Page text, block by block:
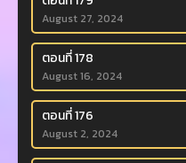
August 27, 2024
ตอนที่ 178
August 16, 2024
ตอนที่ 176
August 2, 2024